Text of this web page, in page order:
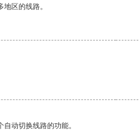
区的线路。
动切换线路的功能。